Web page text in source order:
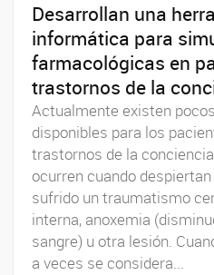
Desarrollan una
informática para
farmacológicas en
trastornos de la
Actualmente existen
disponibles para los
trastornos de la
ocurren cuando
sufrido un traumatismo
interna, anoxemia
sangre) u otra lesión.
a veces se considera...